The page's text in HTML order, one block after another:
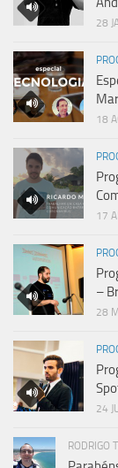
28
18
17
–
28
24
RODRIGO